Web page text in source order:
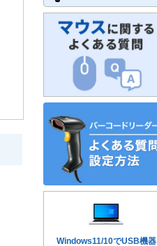
Windows11/10でUSB機器